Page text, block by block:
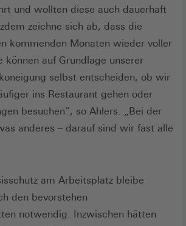
und wollten diese auch dauerhaft
zeichne sich ab, dass die
kommenden Monaten wieder voller
können auf Grundlage unserer
selbst entscheiden, ob wir
ins Restaurant gehen oder
besuchen“, so Ahlers. „Bei der
anderes – darauf sind wir fast alle
am Arbeitsplatz bleibe
den bevorstehen
notwendig. Inzwischen hätten